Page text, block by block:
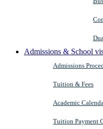
Admissions & School
Admissions
Tuition & Fees
Academic
Tuition Payment